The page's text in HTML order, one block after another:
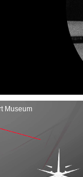
Museum